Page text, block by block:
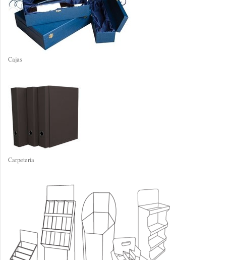
Cajas
Carpeteria